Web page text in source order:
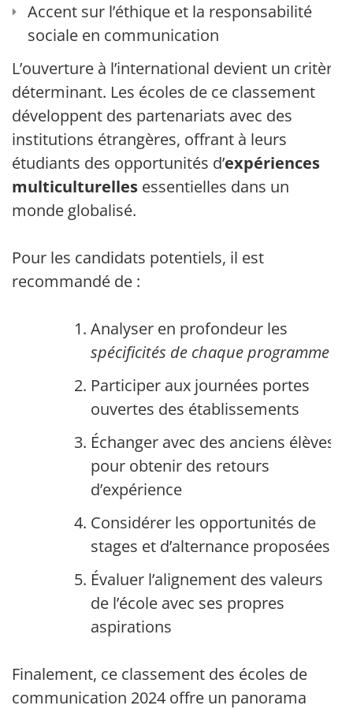
Accent sur l’éthique et la responsabilité
sociale en communication
L’ouverture à l’international devient un critère
déterminant. Les écoles de ce classement
développent des partenariats avec des
institutions étrangères, offrant à leurs
étudiants des opportunités d’expériences
multiculturelles essentielles dans un
monde globalisé.
Pour les candidats potentiels, il est
recommandé de :
Analyser en profondeur les
spécificités de chaque programme
Participer aux journées portes
ouvertes des établissements
Échanger avec des anciens élèves
pour obtenir des retours
d’expérience
Considérer les opportunités de
stages et d’alternance proposées
Évaluer l’alignement des valeurs
de l’école avec ses propres
aspirations
Finalement, ce classement des écoles de
communication 2024 offre un panorama